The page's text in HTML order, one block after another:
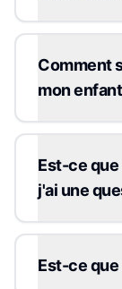
Comment
mon
Est-ce que
j'ai une
Est-ce